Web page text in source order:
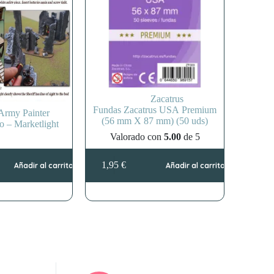
Painter
– Marketlight
Añadir al carrito
Zacatrus
Fundas Zacatrus USA Premium
(56 mm X 87 mm) (50 uds)
Valorado con 5.00de 5
1,95€ Añadir al carrito